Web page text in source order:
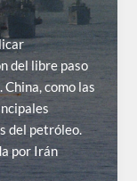
del libre paso
como las
del petróleo.
por Irán